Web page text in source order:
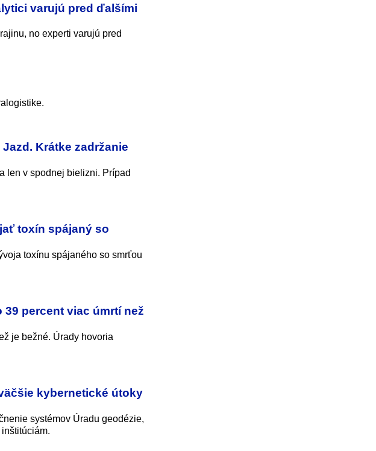
varujú pred ďalšími
no experti varujú pred
Krátke zadržanie
len v spodnej bielizni. Prípad
toxín spájaný so
toxínu spájaného so smrťou
percent viac úmrtí než
je bežné. Úrady hovoria
kybernetické útoky
systémov Úradu geodézie,